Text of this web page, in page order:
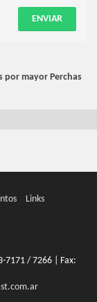
ENVIAR
por mayor Perchas
Links
7171 / 7266| Fax: